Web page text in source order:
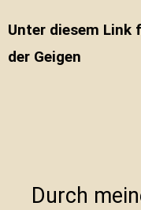
Unter diesem Link
der Geigen
Durch